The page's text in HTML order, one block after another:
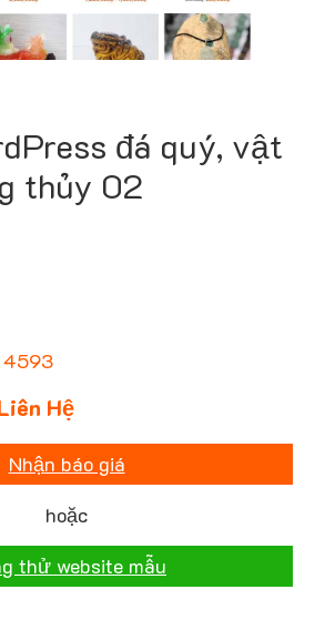
đá quý, vật
thủy 02
4593
Hệ
Nhận báo giá
hoặc
thử website mẫu